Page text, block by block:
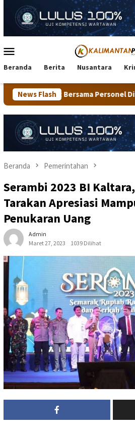
konten
Mobile
Beranda Berita Nusantara
News Flash
Personel Dit Binmas Polda Kaltara
Beranda Pemerintahan
Serambi 2023 BI
Tarakan Apresiasi
Penukaran Uang
Admin
Maret 27, 2023
1039 Dilihat